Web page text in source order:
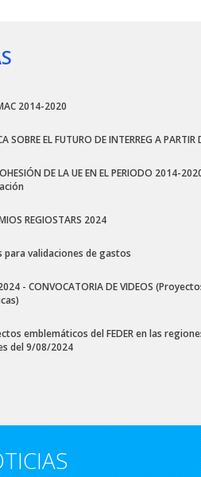
2014-2020
SOBRE EL FUTURO DE INTERREG A PARTIR
DE LA UE EN EL PERIODO 2014-
REGIOSTARS 2024
para validaciones de gastos
- CONVOCATORIA DE VIDEOS
emblemáticos del FEDER en las
del 9/08/2024